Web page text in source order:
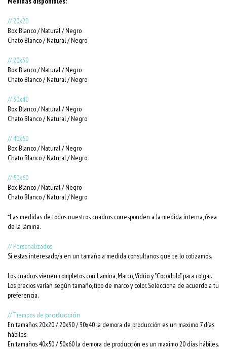
// 20x20
Box Blanco / Natural / Negro
Chato Blanco / Natural / Negro
// 20x30
Box Blanco / Natural / Negro
Chato Blanco / Natural / Negro
// 30x40
Box Blanco / Natural / Negro
Chato Blanco / Natural / Negro
// 40x50
Box Blanco / Natural / Negro
Chato Blanco / Natural / Negro
// 50x60
Box Blanco / Natural / Negro
Chato Blanco / Natural / Negro
*Las medidas de todos nuestros cuadros corresponden a la medida interna, ósea
de la lámina.
// Personalizados
Si estas interesado/a en un tamaño a medida consultanos que te lo cotizamos.
Los cuadros vienen completos con Lamina, Marco, Vidrio y "Cocodrilo" para colgar.
Los precios varían según tamaño, tipo de marco y color. Selecciona de acuerdo a tu
preferencia.
// Tiempos de producción
En tamaños 20x20 / 20x30 / 30x40 la demora de producción es un maximo 7 días
hábiles.
En tamaños 40x50 / 50x60 la demora de producción es un maximo 20 días hábiles.